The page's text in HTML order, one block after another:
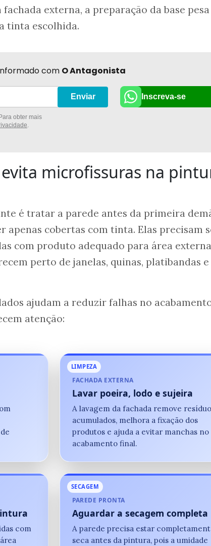
fachada externa, a preparação da base pesa
tinta escolhida.
com O Antagonista
obter mais
Enviar Inscreva-se
microfissuras na
é tratar a parede antes da primeira
apenas cobertas com tinta. Elas precisam
com produto adequado para área
perto de janelas, quinas, platibandas e
ajudam a reduzir falhas no
atenção:
LIMPEZA
FACHADA EXTERNA
Lavar poeira, lodo e sujeira
A lavagem da fachada remove
acumulados, melhora a fixação dos
produtos e ajuda a evitar manchas no
acabamento final.
com
SECAGEM
PAREDE PRONTA
Aguardar a secagem completa
A parede precisa estar
seca antes da pintura, pois a umidade